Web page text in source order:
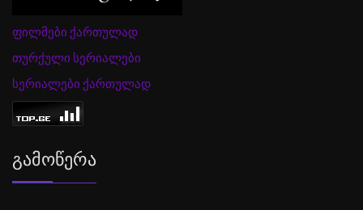
ფილმები ქართულად
თურქული სერიალები
სერიალები ქართულად
Გამოწერა